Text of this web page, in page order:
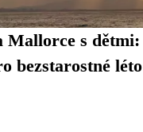
Mallorce s dětmi:
bezstarostné léto